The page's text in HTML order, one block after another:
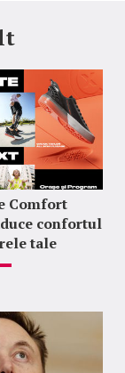
Comfort
confortul
tale